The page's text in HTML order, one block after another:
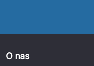
O nas